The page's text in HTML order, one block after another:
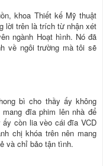
khoa Thiết kế Mỹ thuật
lời trên là trích từ nhận xét
ngành Hoạt hình. Nó đã
về ngôi trường mà tôi sẽ
bì cho thầy ấy không
đĩa phim lên nhà để
còn lia vèo cái đĩa VCD
chị khóa trên nên mang
và chỉ bảo tận tình.